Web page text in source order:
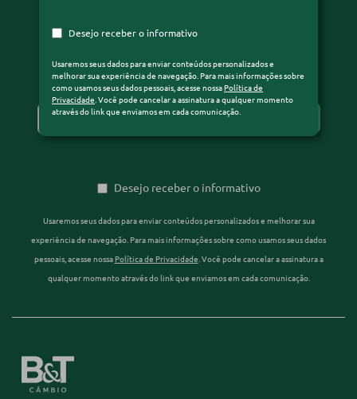
Receba nossos conteúdos e fique por dentro
Desejo receber o informativo
Usaremos seus dados para enviar conteúdos personalizados e melhorar sua
experiência de navegação. Para mais informações sobre como usamos seus dados
pessoais, acesse nossa Política de Privacidade. Você pode cancelar a assinatura a
qualquer momento através do link que enviamos em cada comunicação.
Desejo receber o informativo
Usaremos seus dados para enviar conteúdos personalizados e
melhorar sua experiência de navegação. Para mais informações sobre
como usamos seus dados pessoais, acesse nossaPolítica de
Privacidade. Você pode cancelar a assinatura a qualquer momento
através do link que enviamos em cada comunicação.